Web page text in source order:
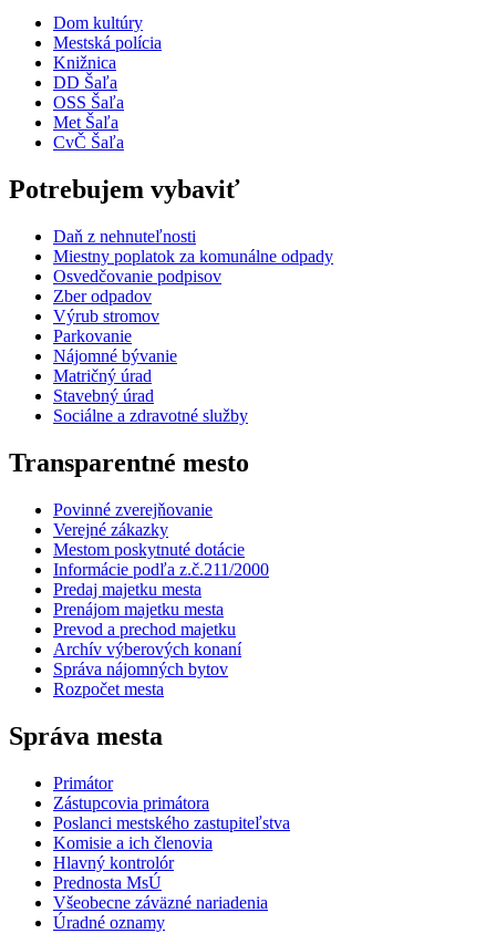
Dom kultúry
Mestská polícia
Knižnica
DD Šaľa
OSS Šaľa
Met Šaľa
CvČ Šaľa
Potrebujem vybaviť
Daň z nehnuteľnosti
Miestny poplatok za komunálne odpady
Osvedčovanie podpisov
Zber odpadov
Výrub stromov
Parkovanie
Nájomné bývanie
Matričný úrad
Stavebný úrad
Sociálne a zdravotné služby
Transparentné mesto
Povinné zverejňovanie
Verejné zákazky
Mestom poskytnuté dotácie
Informácie podľa z.č.211/2000
Predaj majetku mesta
Prenájom majetku mesta
Prevod a prechod majetku
Archív výberových konaní
Správa nájomných bytov
Rozpočet mesta
Správa mesta
Primátor
Zástupcovia primátora
Poslanci mestského zastupiteľstva
Komisie a ich členovia
Hlavný kontrolór
Prednosta MsÚ
Všeobecne záväzné nariadenia
Úradné oznamy